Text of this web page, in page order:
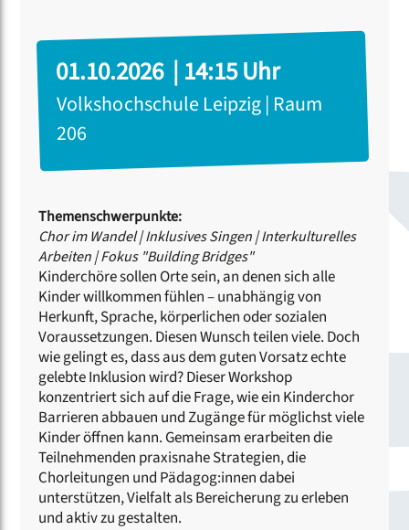
01.10.2026 | 14:15 Uhr
Volkshochschule Leipzig | Raum
206
Themenschwerpunkte:
Chor im Wandel|Inklusives Singen|Interkulturelles
Arbeiten|Fokus "Building Bridges"
Kinderchöre sollen Orte sein, an denen sich alle
Kinder willkommen fühlen – unabhängig von
Herkunft, Sprache, körperlichen oder sozialen
Voraussetzungen. Diesen Wunsch teilen viele. Doch
wie gelingt es, dass aus dem guten Vorsatz echte
gelebte Inklusion wird? Dieser Workshop
konzentriert sich auf die Frage, wie ein Kinderchor
Barrieren abbauen und Zugänge für möglichst viele
Kinder öffnen kann. Gemeinsam erarbeiten die
Teilnehmenden praxisnahe Strategien, die
Chorleitungen und Pädagog:innen dabei
unterstützen, Vielfalt als Bereicherung zu erleben
und aktiv zu gestalten.